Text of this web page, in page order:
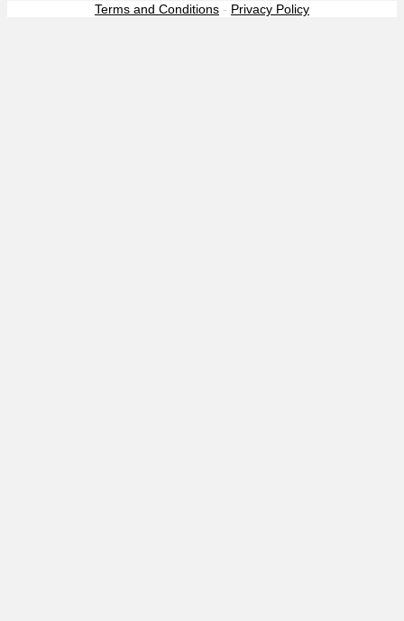
Terms and Conditions - Privacy Policy